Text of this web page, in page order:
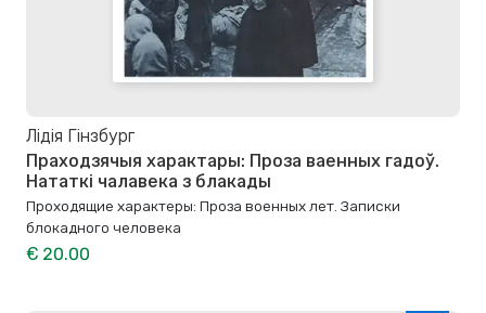
Лідія Гінзбург
Праходзячыя характары: Проза ваенных гадоў.
Нататкі чалавека з блакады
Проходящие характеры: Проза военных лет. Записки
блокадного человека
€ 20.00